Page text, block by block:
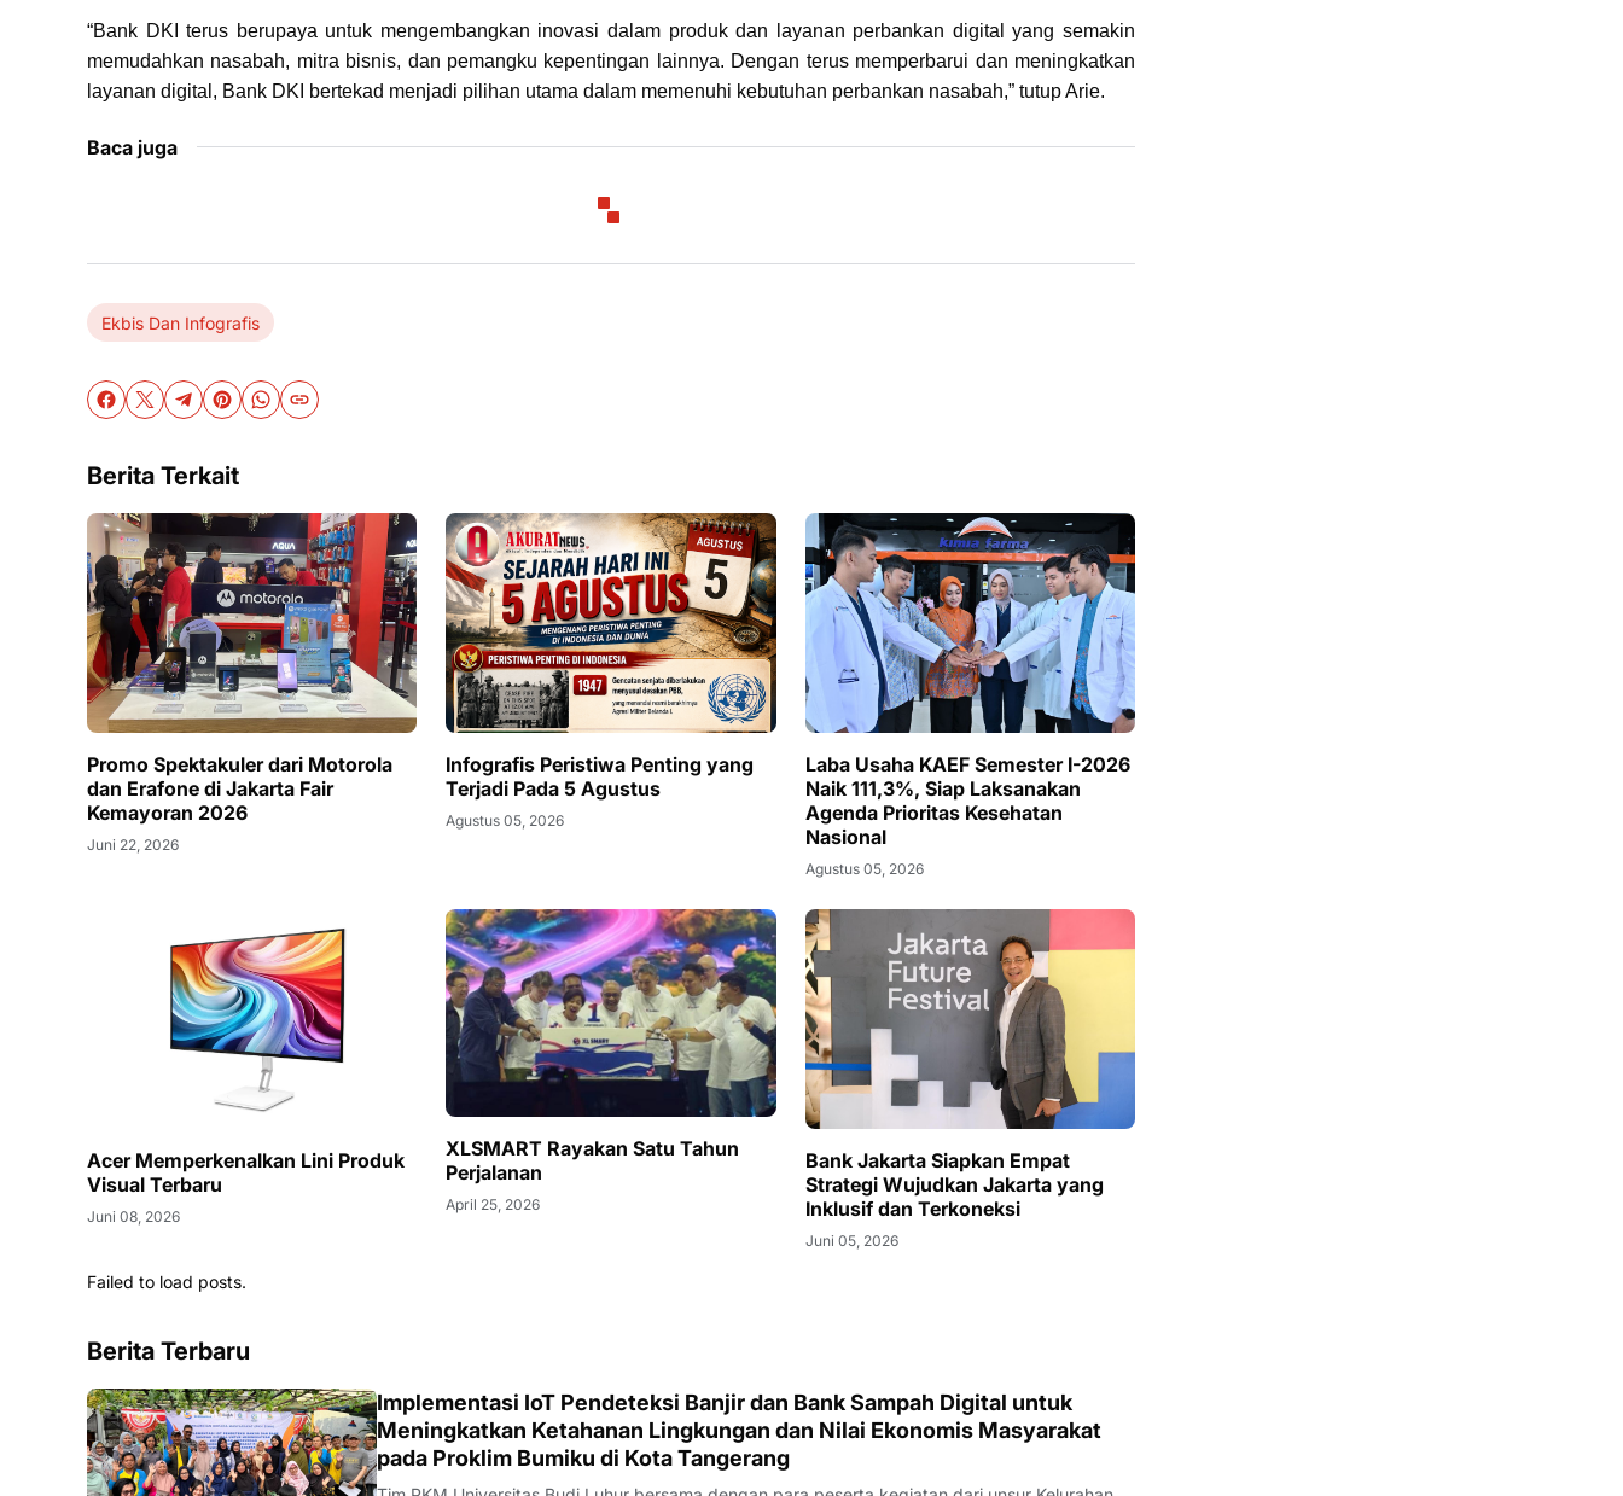
“Bank DKI terus berupaya untuk mengembangkan inovasi dalam produk dan layanan perbankan digital yang semakin
memudahkan nasabah, mitra bisnis, dan pemangku kepentingan lainnya. Dengan terus memperbarui dan meningkatkan
layanan digital, Bank DKI bertekad menjadi pilihan utama dalam memenuhi kebutuhan perbankan nasabah,” tutup Arie.
Baca juga
Ekbis Dan Infografis
Berita Terkait
Promo Spektakuler dari Motorola
dan Erafone di Jakarta Fair
Kemayoran 2026
Juni 22, 2026
Infografis Peristiwa Penting yang
Terjadi Pada 5 Agustus
Agustus 05, 2026
Laba Usaha KAEF Semester I-2026
Naik 111,3%, Siap Laksanakan
Agenda Prioritas Kesehatan
Nasional
Agustus 05, 2026
Acer Memperkenalkan Lini Produk
Visual Terbaru
Juni 08, 2026
XLSMART Rayakan Satu Tahun
Perjalanan
April 25, 2026
Bank Jakarta Siapkan Empat
Strategi Wujudkan Jakarta yang
Inklusif dan Terkoneksi
Juni 05, 2026
Failed to load posts.
Berita Terbaru
DIKBUDRISTEK
Implementasi IoT Pendeteksi Banjir dan Bank Sampah Digital untuk
Meningkatkan Ketahanan Lingkungan dan Nilai Ekonomis Masyarakat
pada Proklim Bumiku di Kota Tangerang